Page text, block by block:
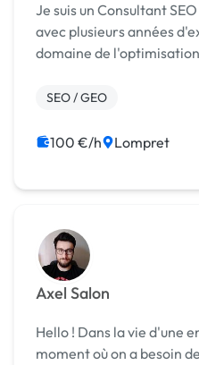
Je suis un Consultant
avec plusieurs années
domaine de
à travailler avec une
SEO / GEO
100 €/h Lompret
Axel Salon
Hello ! Dans la vie d'une entreprise, il y a toujours un
moment où on a besoin